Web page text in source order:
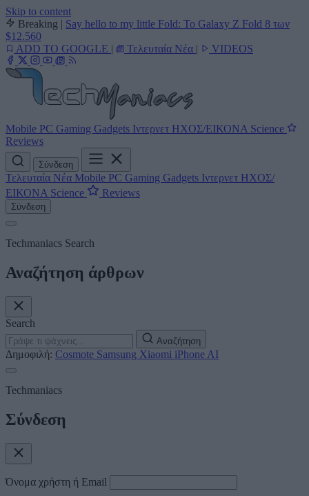
Skip to content
Breaking | Say hello to my little Fold: Το Galaxy Z Fold 8 των
$12.560
ADD TO GOOGLE | Τελευταία Νέα | VIDEOS
Mobile PC Gaming Gadgets Ιντερνετ ΗΧΟΣ/ΕΙΚΟΝΑ Science
Reviews
Σύνδεση
Τελευταία Νέα Mobile PC Gaming Gadgets Ιντερνετ ΗΧΟΣ/
ΕΙΚΟΝΑ Science Reviews
Σύνδεση
Techmaniacs Search
Αναζήτηση άρθρων
Search
Αναζήτηση
Δημοφιλή: Cosmote Samsung Xiaomi iPhone AI
Techmaniacs
Σύνδεση
Όνομα χρήστη ή Email